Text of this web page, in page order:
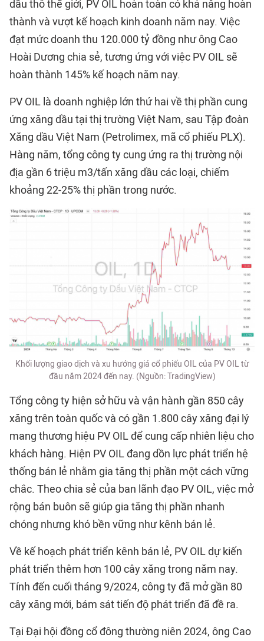
dầu thô thế giới, PV OIL hoàn toàn có khả năng hoàn
thành và vượt kế hoạch kinh doanh năm nay. Việc
đạt mức doanh thu 120.000 tỷ đồng như ông Cao
Hoài Dương chia sẻ, tương ứng với việc PV OIL sẽ
hoàn thành 145% kế hoạch năm nay.
PV OIL là doanh nghiệp lớn thứ hai về thị phần cung
ứng xăng dầu tại thị trường Việt Nam, sau Tập đoàn
Xăng dầu Việt Nam (Petrolimex, mã cổ phiếu PLX).
Hàng năm, tổng công ty cung ứng ra thị trường nội
địa gần 6 triệu m3/tấn xăng dầu các loại, chiếm
khoảng 22-25% thị phần trong nước.
Khối lượng giao dịch và xu hướng giá cổ phiếu OIL của PV OIL từ
đầu năm 2024 đến nay. (Nguồn: TradingView)
Tổng công ty hiện sở hữu và vận hành gần 850 cây
xăng trên toàn quốc và có gần 1.800 cây xăng đại lý
mang thương hiệu PV OIL để cung cấp nhiên liệu cho
khách hàng. Hiện PV OIL đang dồn lực phát triển hệ
thống bán lẻ nhằm gia tăng thị phần một cách vững
chắc. Theo chia sẻ của ban lãnh đạo PV OIL, việc mở
rộng bán buôn sẽ giúp gia tăng thị phần nhanh
chóng nhưng khó bền vững như kênh bán lẻ.
Về kế hoạch phát triển kênh bán lẻ, PV OIL dự kiến
phát triển thêm hơn 100 cây xăng trong năm nay.
Tính đến cuối tháng 9/2024, công ty đã mở gần 80
cây xăng mới, bám sát tiến độ phát triển đã đề ra.
Tại Đại hội đồng cổ đông thường niên 2024, ông Cao